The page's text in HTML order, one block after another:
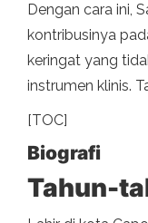
Dengan cara ini,
kontribusinya
keringat yang
instrumen klinis.
[TOC]
Biografi
Tahun-